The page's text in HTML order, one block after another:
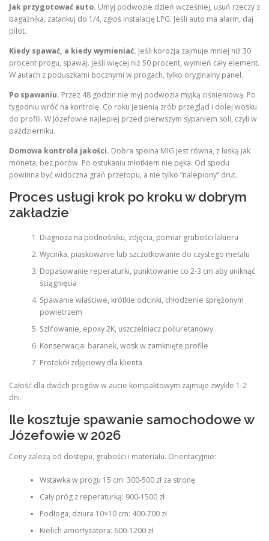
Jak przygotować auto. Umyj podwozie dzień wcześniej, usuń rzeczy z
bagażnika, zatankuj do 1/4, zgłoś instalację LPG. Jeśli auto ma alarm, daj
pilot.
Kiedy spawać, a kiedy wymieniać. Jeśli korozja zajmuje mniej niż 30
procent progu, spawaj. Jeśli więcej niż 50 procent, wymień cały element.
W autach z poduszkami bocznymi w progach, tylko oryginalny panel.
Po spawaniu. Przez 48 godzin nie myj podwozia myjką ciśnieniową. Po
tygodniu wróć na kontrolę. Co roku jesienią zrób przegląd i dolej wosku
do profili. W Józefowie najlepiej przed pierwszym sypaniem soli, czyli w
październiku.
Domowa kontrola jakości. Dobra spoina MIG jest równa, z łuską jak
moneta, bez porów. Po ostukaniu młotkiem nie pęka. Od spodu
powinna być widoczna grań przetopu, a nie tylko “nalepiony” drut.
Proces usługi krok po kroku w dobrym
zakładzie
Diagnoza na podnośniku, zdjęcia, pomiar grubości lakieru
Wycinka, piaskowanie lub szczotkowanie do czystego metalu
Dopasowanie reperaturki, punktowanie co 2-3 cm aby uniknąć
ściągnięcia
Spawanie właściwe, krótkie odcinki, chłodzenie sprężonym
powietrzem
Szlifowanie, epoxy 2K, uszczelniacz poliuretanowy
Konserwacja: baranek, wosk w zamknięte profile
Protokół zdjęciowy dla klienta
Całość dla dwóch progów w aucie kompaktowym zajmuje zwykle 1-2
dni.
Ile kosztuje spawanie samochodowe w
Józefowie w 2026
Ceny zależą od dostępu, grubości i materiału. Orientacyjnie:
Wstawka w progu 15 cm: 300-500 zł za stronę
Cały próg z reperaturką: 900-1500 zł
Podłoga, dziura 10×10 cm: 400-700 zł
Kielich amortyzatora: 600-1200 zł